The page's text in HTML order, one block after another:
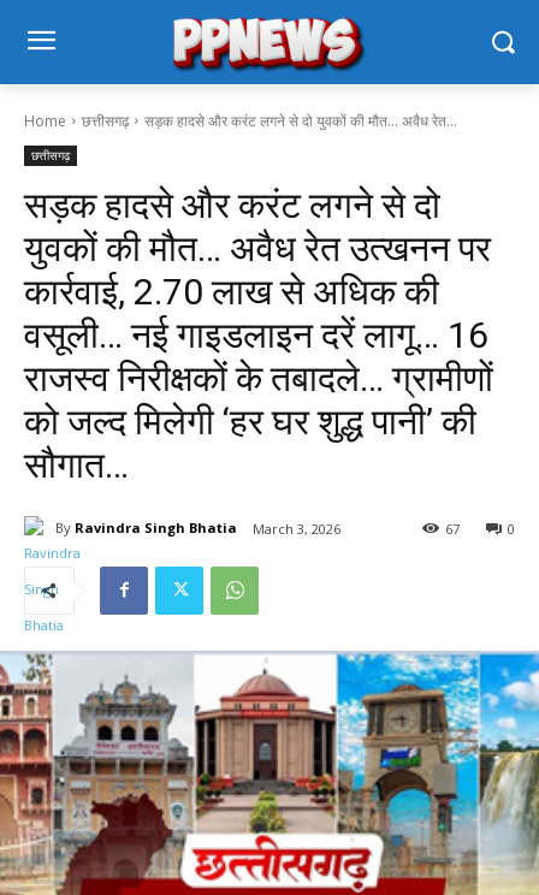
Home छत्तीसगढ़ सड़क हादसे और करंट लगने से दो युवकों की मौत… अवैध रेत...
छत्तीसगढ़
सड़क हादसे और करंट लगने से दो
युवकों की मौत… अवैध रेत उत्खनन पर
कार्रवाई, 2.70 लाख से अधिक की
वसूली… नई गाइडलाइन दरें लागू… 16
राजस्व निरीक्षकों के तबादले… ग्रामीणों
को जल्द मिलेगी ‘हर घर शुद्ध पानी’ की
सौगात…
By Ravindra Singh Bhatia March 3, 2026 0
67